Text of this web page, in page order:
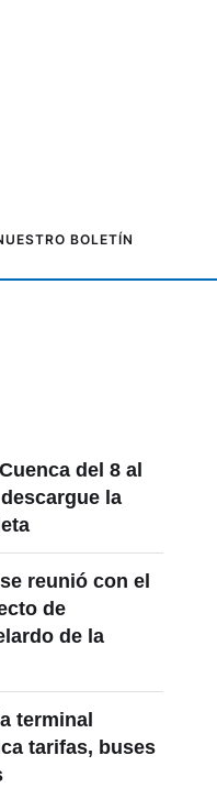
BOLETÍN
del 8 al
la
reunió con el
de
de la
terminal
tarifas, buses